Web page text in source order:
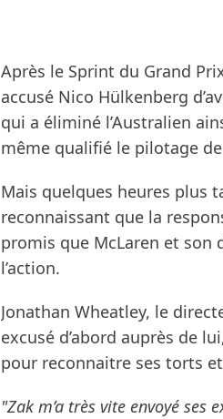
Après le Sprint du Grand
accusé Nico Hülkenberg
qui a éliminé l’Australien
même qualifié le pilotage de
Mais quelques heures plus
reconnaissant que la
promis que McLaren et son
l’action.
Jonathan Wheatley, le
excusé d’abord auprès de
pour reconnaitre ses torts
"Zak m’a très vite envoyé ses